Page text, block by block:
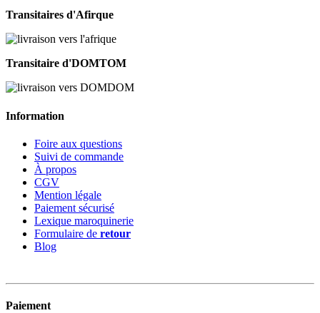
Transitaires d'Afirque
Transitaire d'DOMTOM
Information
Foire aux questions
Suivi de commande
À propos
CGV
Mention légale
Paiement sécurisé
Lexique maroquinerie
Formulaire de retour
Blog
Paiement